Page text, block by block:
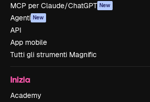
MCP per Claude/ChatGPT New
Agenti New
API
App mobile
Tutti gli strumenti Magnific
Inizia
Academy